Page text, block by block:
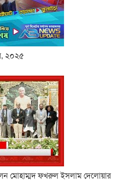
২০২৫
মোহাম্মদ ফখরুল ইসলাম দেলোয়ার